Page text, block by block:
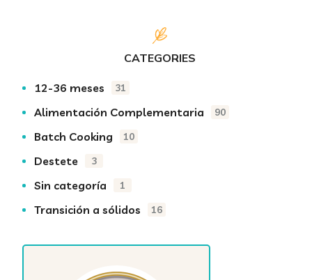
CATEGORIES
12-36 meses 31
Alimentación Complementaria 90
Batch Cooking 10
Destete 3
Sin categoría 1
Transición a sólidos 16